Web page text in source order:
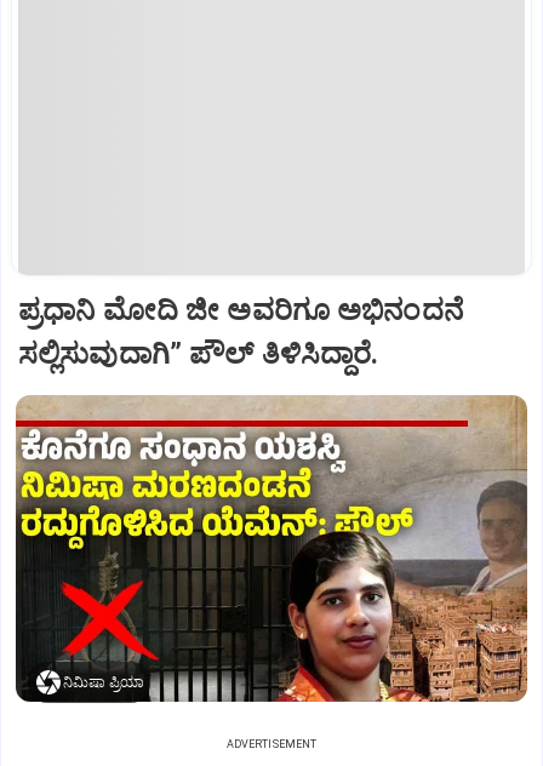
ಪ್ರಧಾನಿ ಮೋದಿ ಜೀ ಅವರಿಗೂ ಅಭಿನಂದನೆ
ಸಲ್ಲಿಸುವುದಾಗಿ” ಪೌಲ್‌ ತಿಳಿಸಿದ್ದಾರೆ.
ನಿಮಿಷಾ ಪ್ರಿಯಾ
ADVERTISEMENT